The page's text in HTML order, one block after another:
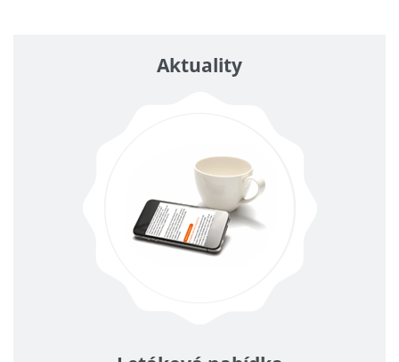
Aktuality